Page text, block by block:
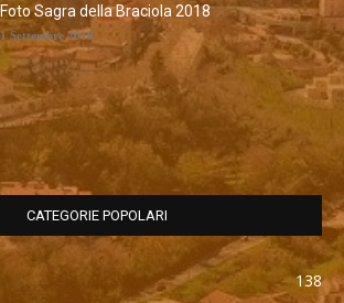
Foto Sagra della Braciola 2018
1 Settembre 2018
CATEGORIE POPOLARI
138